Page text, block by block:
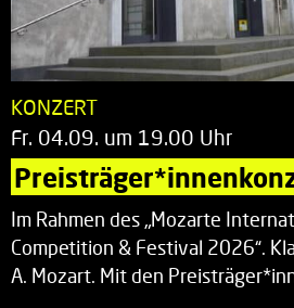
KONZERT
Fr. 04.09. um 19.00 Uhr
Im Rahmen des „Mozarte
Competition & Festival 2026“.
A. Mozart. Mit den